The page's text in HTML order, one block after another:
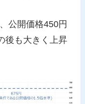
公開価格450円
後も大きく上昇